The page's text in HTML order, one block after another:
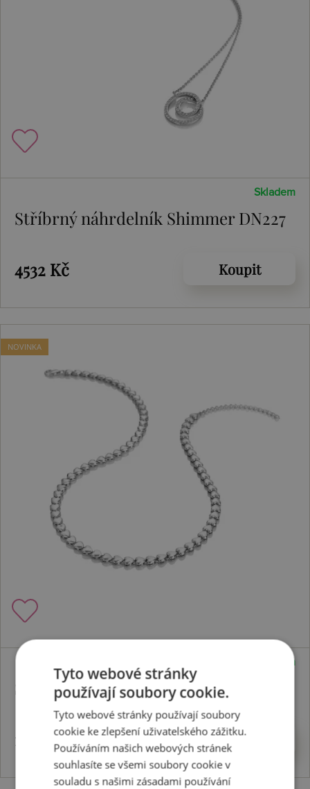
Skladem
Stříbrný náhrdelník Shimmer DN227
4532 Kč Koupit
NOVINKA
Skladem
Stříbrný náhrdelník Serenity DN226
11667 Kč Koupit
Tyto webové stránky
používají soubory cookie.
Tyto webové stránky používají soubory
cookie ke zlepšení uživatelského zážitku.
Používáním našich webových stránek
souhlasíte se všemi soubory cookie v
souladu s našimi zásadami používání